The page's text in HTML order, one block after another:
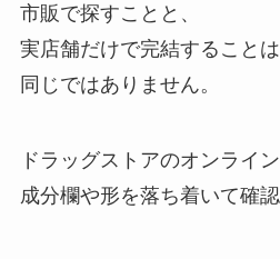
市販で探すことと、
実店舗だけで完結することは
同じではありません。
ドラッグストアのオンライ
成分欄や形を落ち着いて確認